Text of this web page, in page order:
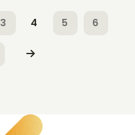
3 4 5 6